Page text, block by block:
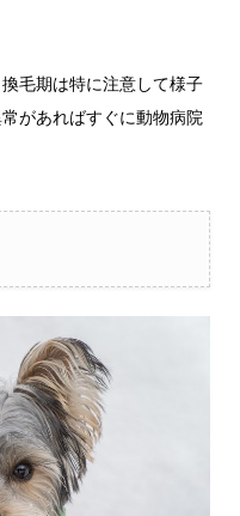
毛期は特に注意して様子
があればすぐに動物病院